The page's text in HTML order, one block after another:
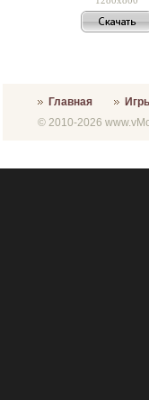
Главная
© 2010-2026